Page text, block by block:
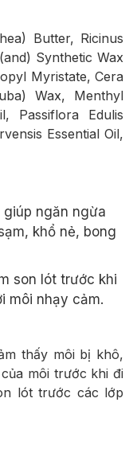
Butter, Ricinus
Synthetic Wax
Myristate, Cera
Wax, Menthyl
Passiflora Edulis
Essential Oil,
giúp ngăn ngừa
khổ nẻ, bong
son lót trước khi
môi nhạy cảm.
thấy môi bị khô,
môi trước khi đi
lót trước các lớp